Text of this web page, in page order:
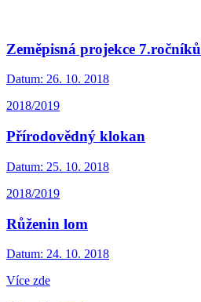
Zeměpisná projekce 7.ročníků
Datum: 26. 10. 2018
2018/2019
Přírodovědný klokan
Datum: 25. 10. 2018
2018/2019
Růženin lom
Datum: 24. 10. 2018
Více zde